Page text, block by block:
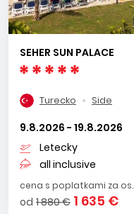
SEHER SUN PALACE
Turecko Side
9.8.2026 - 19.8.2026
Letecky
all inclusive
cena s poplatkami za os.
od 1 880 € 1 635 €